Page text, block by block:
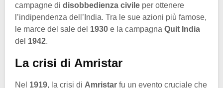
campagne di disobbedienza civile per ottenere
l’indipendenza dell’India. Tra le sue azioni più famose,
le marce del sale del 1930 e la campagna Quit India
del 1942.
La crisi di Amristar
Nel 1919, la crisi di Amristar fu un evento cruciale che